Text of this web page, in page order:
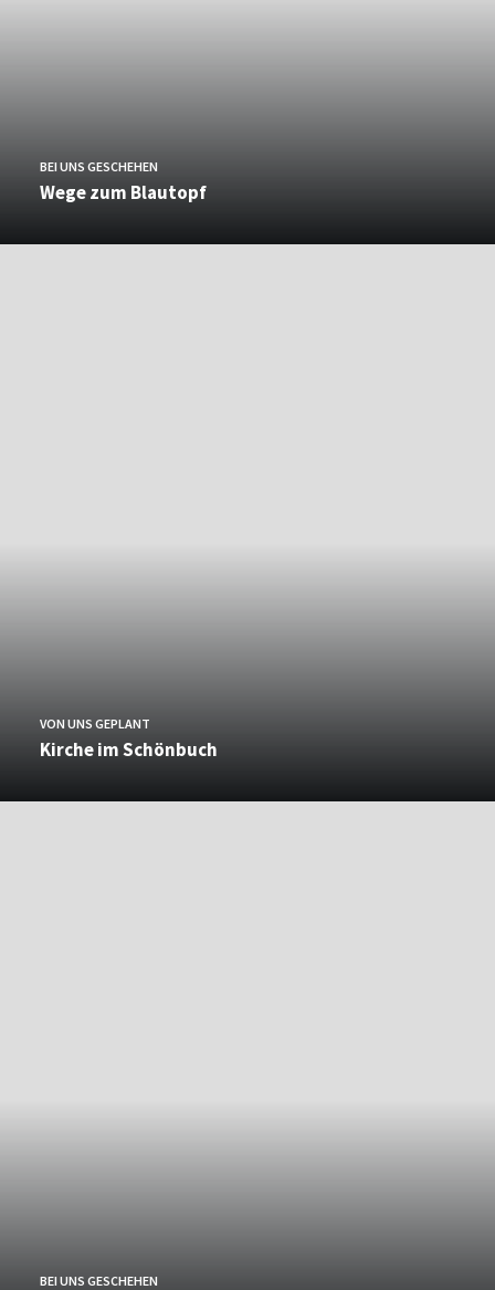
BEI UNS GESCHEHEN
Wege zum Blautopf
VON UNS GEPLANT
Kirche im Schönbuch
BEI UNS GESCHEHEN